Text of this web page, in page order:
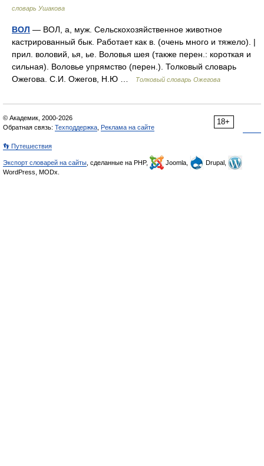
словарь Ушакова
ВОЛ — ВОЛ, а, муж. Сельскохозяйственное животное
кастрированный бык. Работает как в. (очень много и тяжело). |
прил. воловий, ья, ье. Воловья шея (также перен.: короткая и
сильная). Воловье упрямство (перен.). Толковый словарь
Ожегова. С.И. Ожегов, Н.Ю …
Толковый словарь Ожегова
18+
© Академик, 2000-2026
Обратная связь: Техподдержка Реклама на сайте
👣 Путешествия
Экспорт словарей на сайты , сделанные на PHP, Joomla,
Drupal,
WordPress, MODx.